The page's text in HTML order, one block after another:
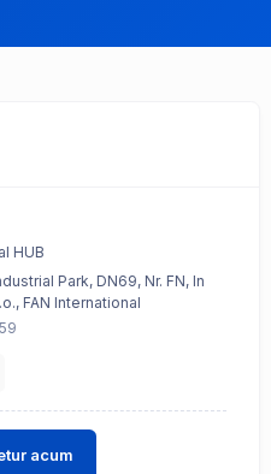
HUB
Park, DN69, Nr. FN, In
FAN International
acum